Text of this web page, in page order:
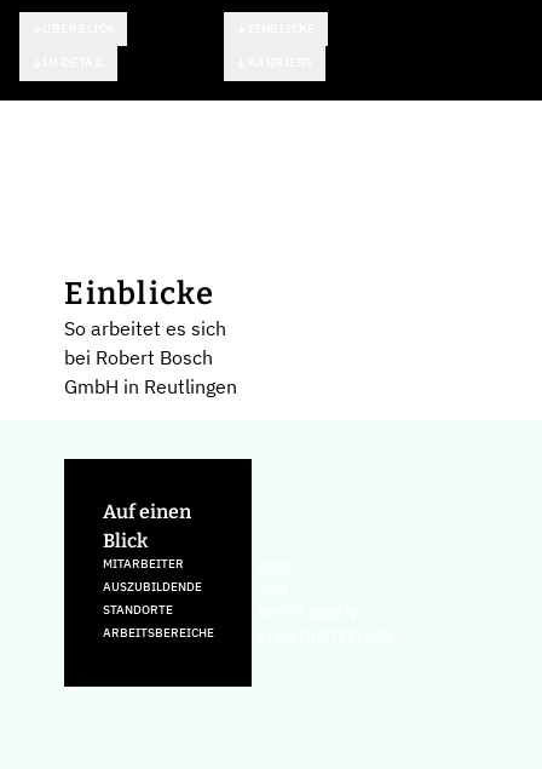
Einblicke
So arbeitet es sich
bei Robert Bosch
GmbH in Reutlingen
Auf einen
Blick
MITARBEITER
AUSZUBILDENDE
STANDORTE
ARBEITSBEREICHE